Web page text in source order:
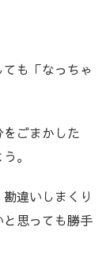
も「なっちゃ
ごまかした
。
違いしまくり
思っても勝手